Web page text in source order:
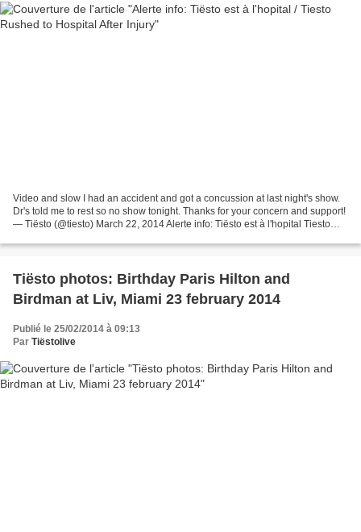
Video and slow I had an accident and got a concussion at last night's show.
Dr's told me to rest so no show tonight. Thanks for your concern and support!
— Tiësto (@tiesto) March 22, 2014 Alerte info: Tiësto est à l'hopital Tiesto
Tiësto photos: Birthday Paris Hilton and
Birdman at Liv, Miami 23 february 2014
Publié le 25/02/2014 à 09:13
Par Tiëstolive